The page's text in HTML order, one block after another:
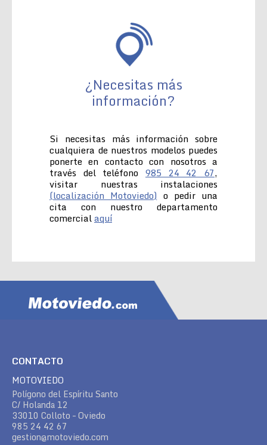
¿Necesitas más
información?
Si necesitas más información sobre
cualquiera de nuestros modelos puedes
ponerte en contacto con nosotros a
través del teléfono 985 24 42 67,
visitar nuestras instalaciones
(localización Motoviedo) o pedir una
cita con nuestro departamento
comercialaquí
CONTACTO
MOTOVIEDO
Polígono del Espíritu Santo
C/ Holanda 12
33010 Colloto – Oviedo
985 24 42 67
gestion@motoviedo.com